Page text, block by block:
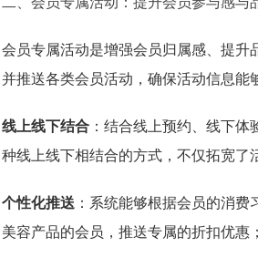
会员专属活动是增强会员归属感、提升
并推送各类会员活动，确保活动信息能
线上线下结合：结合线上预约、线下体
种线上线下相结合的方式，不仅拓宽了
个性化推送 ：系统能够根据会员的消
美容产品的会员，推送专属的折扣优惠